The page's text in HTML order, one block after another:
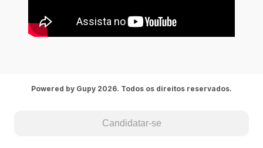
Candidatar-se
Powered by Gupy 2026. Todos os direitos reservados.